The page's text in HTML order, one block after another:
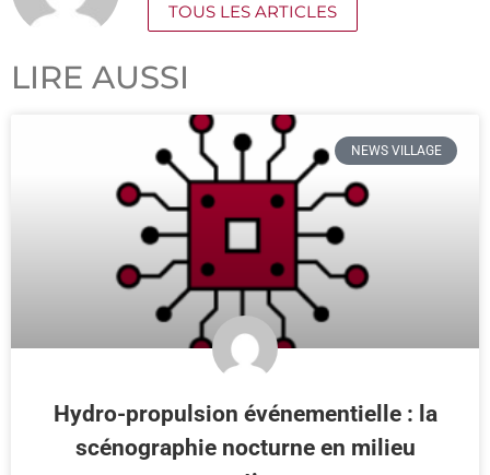
TOUS LES ARTICLES
LIRE AUSSI
NEWS VILLAGE
Hydro-propulsion événementielle : la
scénographie nocturne en milieu